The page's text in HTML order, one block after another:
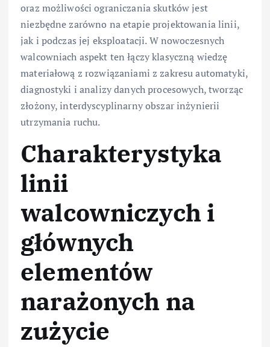
oraz możliwości ograniczania skutków jest
niezbędne zarówno na etapie projektowania linii,
jak i podczas jej eksploatacji. W nowoczesnych
walcowniach aspekt ten łączy klasyczną wiedzę
materiałową z rozwiązaniami z zakresu automatyki,
diagnostyki i analizy danych procesowych, tworząc
złożony, interdyscyplinarny obszar inżynierii
utrzymania ruchu.
Charakterystyka
linii
walcowniczych i
głównych
elementów
narażonych na
zużycie